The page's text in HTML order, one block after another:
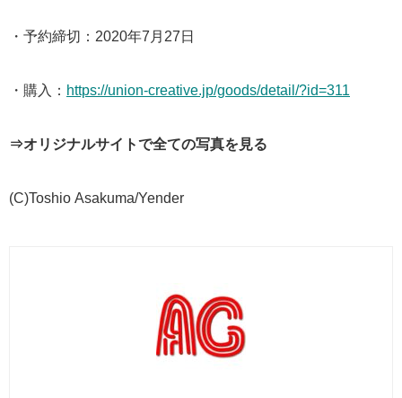
・予約締切：2020年7月27日
・購入： https://union-creative.jp/goods/detail/?id=311
⇒オリジナルサイトで全ての写真を見る
(C)Toshio Asakuma/Yender